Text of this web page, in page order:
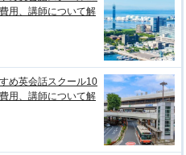
用、講師について解
め英会話スクール10
用、講師について解